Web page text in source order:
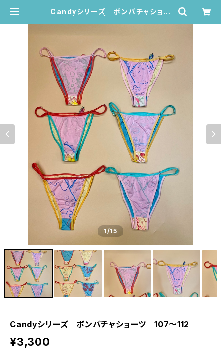
Candyシリーズ ボンバチャショー
1/15
Candyシリーズ ボンバチャショーツ 107〜112
¥3,300